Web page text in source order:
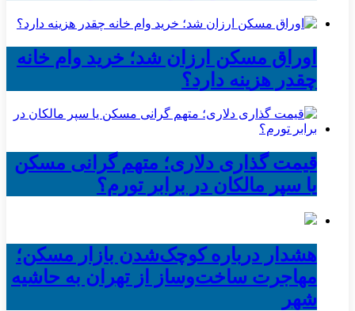
اوراق مسکن ارزان شد؛ خرید وام خانه
چقدر هزینه دارد؟
قیمت گذاری دلاری؛ متهم گرانی مسکن
یا سپر مالکان در برابر تورم؟
هشدار درباره کوچک‌شدن بازار مسکن؛
مهاجرت ساخت‌وساز از تهران به حاشیه‌
شهر